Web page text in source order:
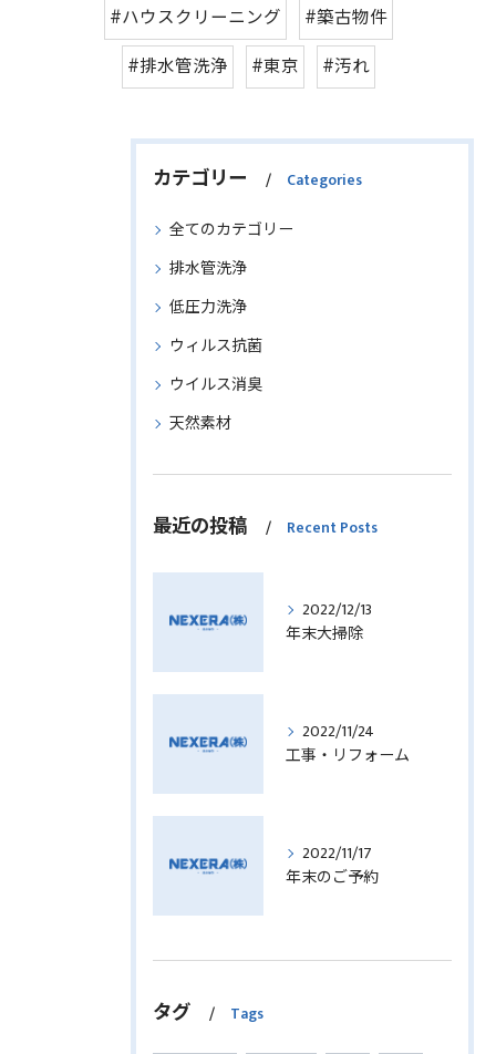
#ハウスクリーニング
#築古物件
#排水管洗浄
#東京 #汚れ
カテゴリー Categories
全てのカテゴリー
排水管洗浄
低圧力洗浄
ウィルス抗菌
ウイルス消臭
天然素材
最近の投稿 Recent Posts
2022/12/13
年末大掃除
2022/11/24
工事・リフォーム
2022/11/17
年末のご予約
タグ Tags